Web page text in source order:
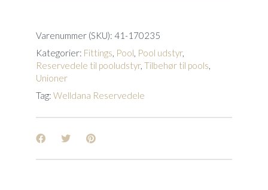
Varenummer (SKU): 41-170235
Kategorier: Fittings Pool Pool udstyr,
Reservedele til pooludstyr, Tilbehør til pools
Unioner
Tag: Welldana Reservedele